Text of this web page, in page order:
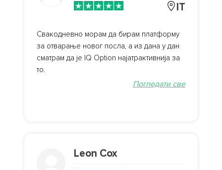
IT
Свакодневно морам да бирам платформу
за отварање новог посла, а из дана у дан
сматрам да је IQ Option најатрактивнија за
то.
Погледати све
Leon Cox